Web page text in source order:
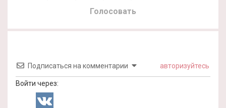
Голосовать
Подписаться на комментарии авторизуйтесь
Войти через: